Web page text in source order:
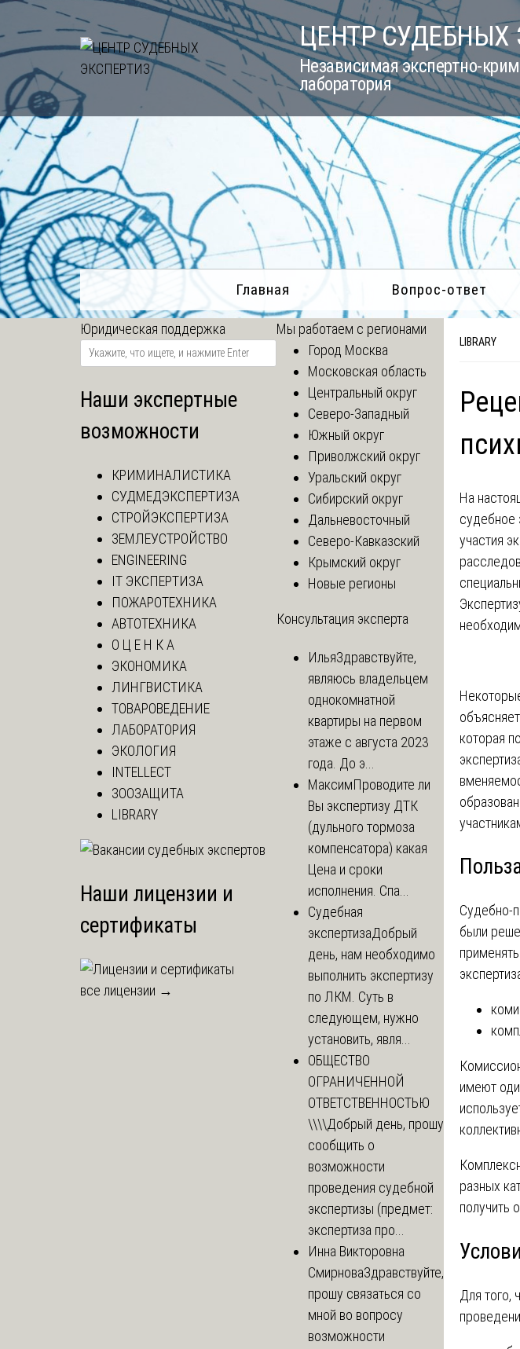
to
content
ЦЕНТР СУДЕБНЫХ
Независимая экспертно-
лаборатория
Главная Вопрос-ответ
LIBRARY
На
судебное
участия
которая
Судебно-
были
имеют
разных
получить
Для того,
Юридическая поддержка
Наши экспертные
возможности
КРИМИНАЛИСТИКА
СУДМЕДЭКСПЕРТИЗА
СТРОЙЭКСПЕРТИЗА
ЗЕМЛЕУСТРОЙСТВО
ENGINEERING
IT ЭКСПЕРТИЗА
ПОЖАРОТЕХНИКА
АВТОТЕХНИКА
О Ц Е Н К А
ЭКОНОМИКА
ЛИНГВИСТИКА
ТОВАРОВЕДЕНИЕ
ЛАБОРАТОРИЯ
ЭКОЛОГИЯ
INTELLECT
ЗООЗАЩИТА
LIBRARY
Наши лицензии и
сертификаты
все лицензии →
Мы работаем с регионами
Город Москва
Московская область
Центральный округ
Северо-Западный
Южный округ
Приволжский округ
Уральский округ
Сибирский округ
Дальневосточный
Северо-Кавказский
Крымский округ
Новые регионы
Консультация эксперта
ИльяЗдравствуйте,
являюсь владельцем
однокомнатной
квартиры на первом
этаже с августа 2023
года. До э...
МаксимПроводите ли
Вы экспертизу ДТК
(дульного тормоза
компенсатора) какая
Цена и сроки
исполнения. Спа...
Судебная
экспертизаДобрый
день, нам необходимо
выполнить экспертизу
по ЛКМ. Суть в
следующем, нужно
установить, явля...
ОБЩЕСТВО
ОГРАНИЧЕННОЙ
ОТВЕТСТВЕННОСТЬЮ
\\\\Добрый день, прошу
сообщить о
возможности
проведения судебной
экспертизы (предмет:
экспертиза про...
Инна Викторовна
СмирноваЗдравствуйте,
прошу связаться со
мной во вопросу
возможности